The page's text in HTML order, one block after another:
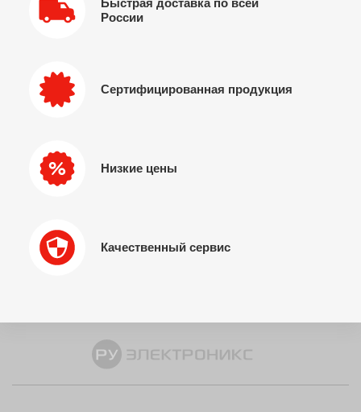
России
Сертифицированная продукция
Низкие цены
Качественный сервис